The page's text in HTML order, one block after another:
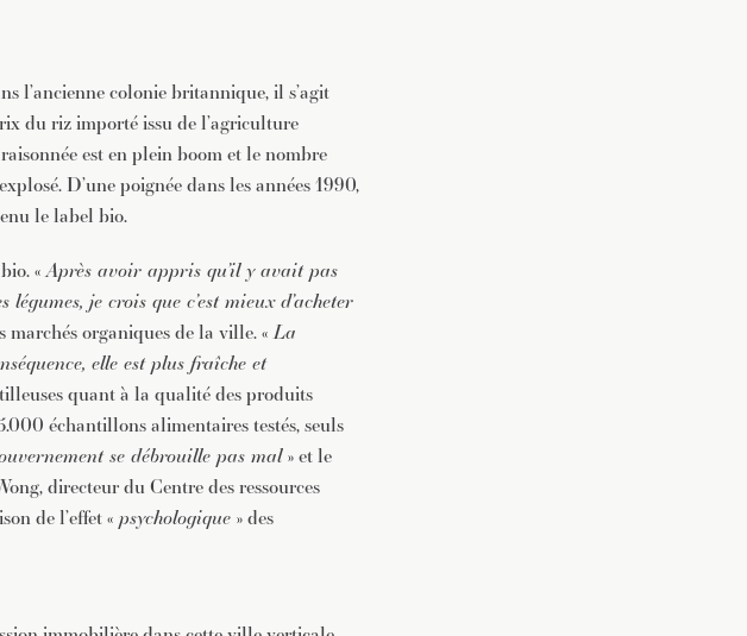
l’ancienne colonie britannique, il s’agit
du riz importé issu de l’agriculture
est en plein boom et le nombre
D’une poignée dans les années 1990,
le label bio.
«Après avoir appris qu’il y avait pas
je crois que c’est mieux d’acheter
marchés organiques de la ville. «La
elle est plus fraîche et
quant à la qualité des produits
échantillons alimentaires testés, seuls
se débrouille pas mal» et le
directeur du Centre des ressources
de l’effet « psychologique » des